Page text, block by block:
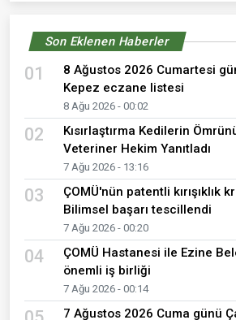
Son Eklenen Haberler
01
8 Ağustos 2026 Cumartesi
Kepez eczane listesi
8 Ağu 2026 - 00:02
02
Kısırlaştırma Kedilerin
Veteriner Hekim Yanıtladı
7 Ağu 2026 - 13:16
03
ÇOMÜ'nün patentli kırışıklık
Bilimsel başarı tescillendi
7 Ağu 2026 - 00:20
04
ÇOMÜ Hastanesi ile Ezine
önemli iş birliği
7 Ağu 2026 - 00:14
7 Ağustos 2026 Cuma günü